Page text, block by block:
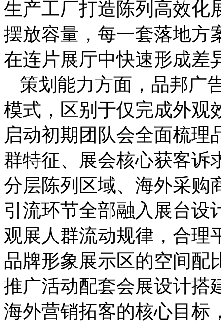
生产工厂打造陈列高效化
摆放容量，每一套落地方
在连片展厅中快速形成差
策划能力方面，品邦广
模式，区别于仅完成外观
启动初期团队会全面梳理
群特征、展会核心获客诉
分层陈列区域、海外采购
引流环节全部融入展台设
观展人群流动规律，合理
品牌形象展示区的空间配
推广活动配套会展设计搭
海外营销拓客的核心目标